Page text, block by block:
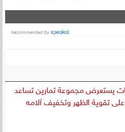
يستعرض مجموعة تمارين تساعد
تقوية الظهر وتخفيف آلامه